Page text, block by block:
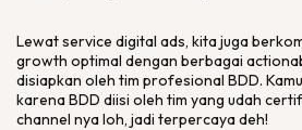
Lewatservice digital ads, kita juga
growth optimal dengan berbagai
disiapkan oleh tim profesional BDD.
karena BDD diisi oleh tim yang udah
channel nya loh, jadi terpercaya deh!